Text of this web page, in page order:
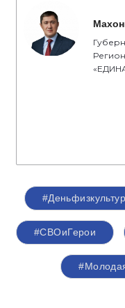
#СВОиГерои